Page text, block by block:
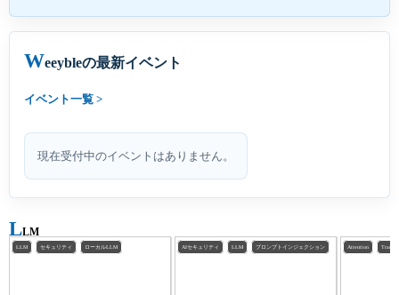
Weeybleの最新イベント
イベント一覧
現在受付中のイベントはありません。
LLM
LLM セキュリティ ローカルLLM AIセキュリティ LLM プロンプトインジェクション Attention